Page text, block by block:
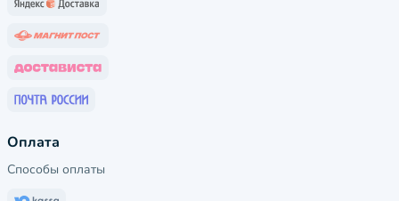
Оплата
Способы оплаты